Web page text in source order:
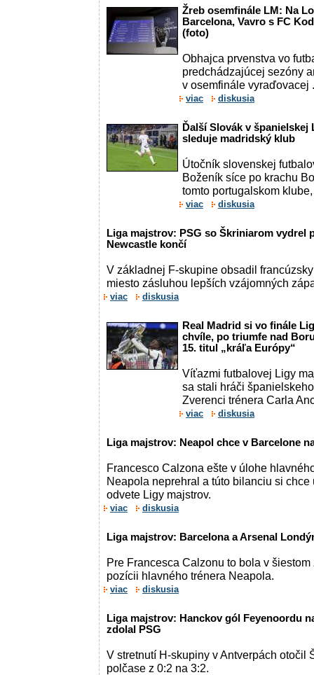
Žreb osemfinále LM: Na
Barcelona, Vavro s FC
(foto)
Obhajca prvenstva vo
predchádzajúcej sezóny
v osemfinále vyraďovacej
viac diskusia
Ďalší Slovák v španielskej
sleduje madridský klub
Útočník slovenskej
Boženík síce po krachu
tomto portugalskom
viac diskusia
Liga majstrov: PSG so Škriniarom vydrel
Newcastle končí
V základnej F-skupine obsadil
miesto zásluhou lepších vzájomných
viac diskusia
Real Madrid si vo finále
chvíle, po triumfe nad
15. titul „kráľa Európy“
Víťazmi futbalovej Ligy
sa stali hráči
Zverenci trénera Carla
viac diskusia
Liga majstrov: Neapol chce v Barcelone
Francesco Calzona ešte v úlohe
Neapola neprehral a túto bilanciu si
odvete Ligy majstrov.
viac diskusia
Liga majstrov: Barcelona a Arsenal
Pre Francesca Calzonu to bola v
pozícii hlavného trénera Neapola.
viac diskusia
Liga majstrov: Hanckov gól Feyenoordu
zdolal PSG
V stretnutí H-skupiny v Antverpách otočil
polčase z 0:2 na 3:2.